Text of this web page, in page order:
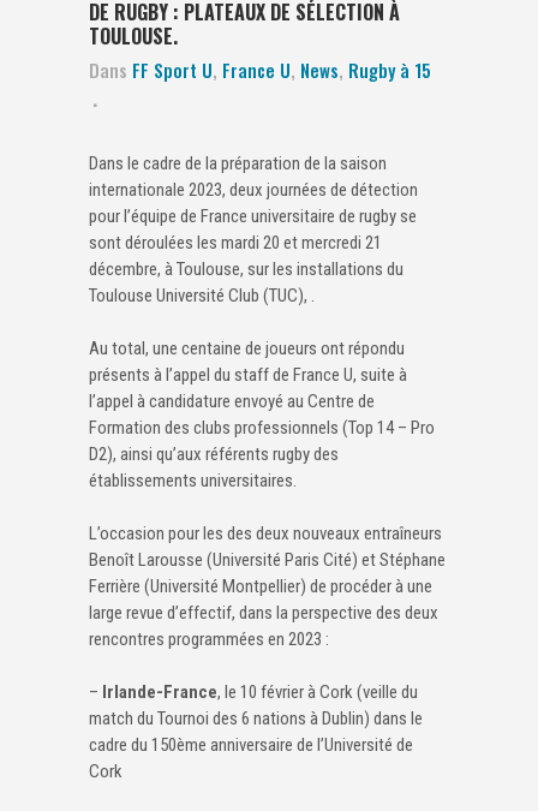
DE RUGBY : PLATEAUX DE SÉLECTION À
TOULOUSE.
Dans FF Sport U, France U, News, Rugby à 15
Dans le cadre de la préparation de la saison
internationale 2023, deux journées de détection
pour l’équipe de France universitaire de rugby se
sont déroulées les mardi 20 et mercredi 21
décembre, à Toulouse, sur les installations du
Toulouse Université Club (TUC), .
Au total, une centaine de joueurs ont répondu
présents à l’appel du staff de France U, suite à
l’appel à candidature envoyé au Centre de
Formation des clubs professionnels (Top 14 – Pro
D2), ainsi qu’aux référents rugby des
établissements universitaires.
L’occasion pour les des deux nouveaux entraîneurs
Benoît Larousse (Université Paris Cité) et Stéphane
Ferrière (Université Montpellier) de procéder à une
large revue d’effectif, dans la perspective des deux
rencontres programmées en 2023 :
– Irlande-France, le 10 février à Cork (veille du
match du Tournoi des 6 nations à Dublin) dans le
cadre du 150ème anniversaire de l’Université de
Cork